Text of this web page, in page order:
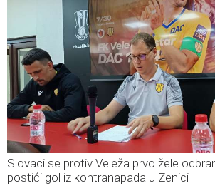
Slovaci se protiv Veleža prvo žele
postići gol iz kontranapada u Zenici